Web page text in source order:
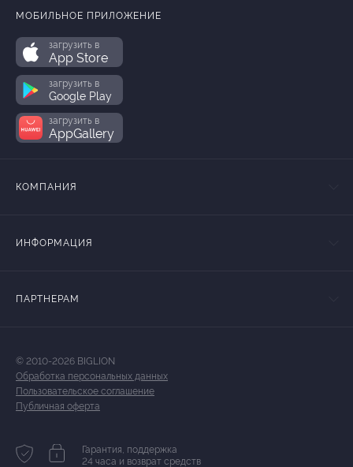
МОБИЛЬНОЕ ПРИЛОЖЕНИЕ
загрузить в
App Store
загрузить в
Google Play
загрузить в
AppGallery
КОМПАНИЯ
ИНФОРМАЦИЯ
ПАРТНЕРАМ
© 2010-2026 BIGLION
Обработка персональных данных
Пользовательское соглашение
Публичная оферта
Гарантия, поддержка
24 часа и возврат средств